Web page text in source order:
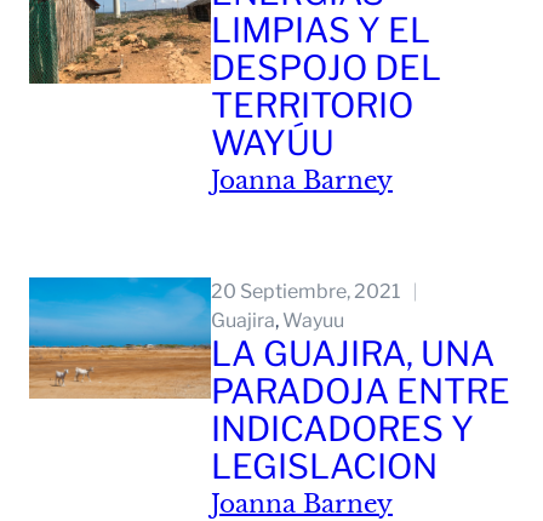
LIMPIAS Y EL
DESPOJO DEL
TERRITORIO
WAYÚU
Joanna Barney
20 Septiembre, 2021
Guajira, Wayuu
LA GUAJIRA, UNA
PARADOJA ENTRE
INDICADORES Y
LEGISLACION
Joanna Barney